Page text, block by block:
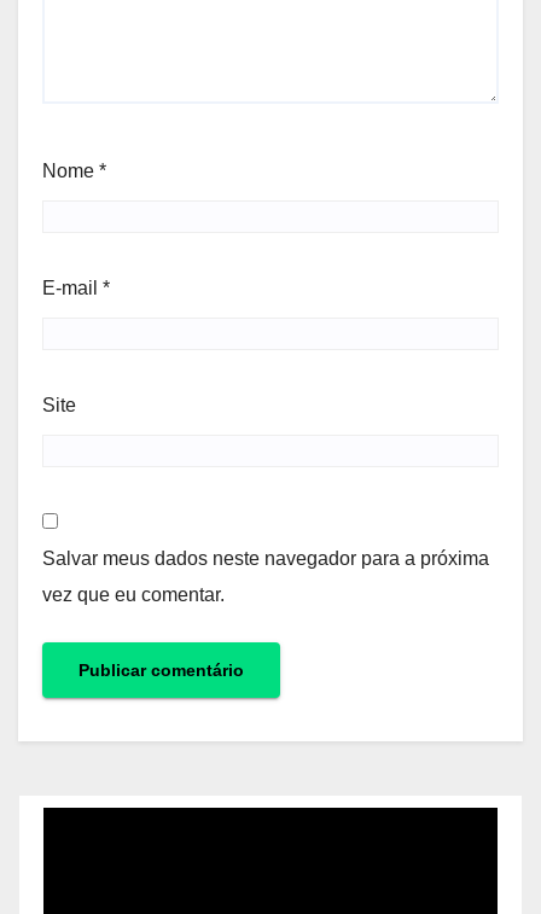
Nome *
E-mail *
Site
Salvar meus dados neste navegador para a próxima
vez que eu comentar.